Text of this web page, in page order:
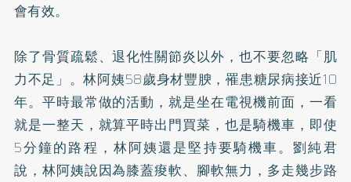
會有效。
除了骨質疏鬆、退化性關節炎以外，也不要忽略「肌
力不足」。林阿姨58歲身材豐腴，罹患糖尿病接近10
年。平時最常做的活動，就是坐在電視機前面，一看
就是一整天，就算平時出門買菜，也是騎機車，即使
5分鐘的路程，林阿姨還是堅持要騎機車。劉純君
說，林阿姨說因為膝蓋痠軟、腳軟無力，多走幾步路